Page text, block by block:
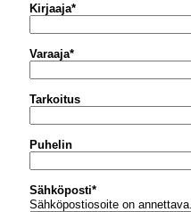
Kirjaaja*
Varaaja*
Tarkoitus
Puhelin
Sähköposti*
Sähköpostiosoite on annettava.